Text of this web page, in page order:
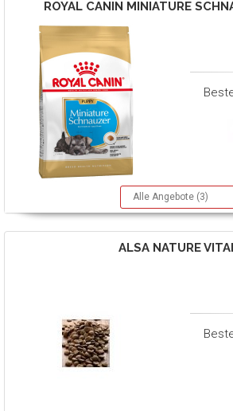
ROYAL CANIN MINIATURE
Alle Angebote (3)
ALSA NATURE